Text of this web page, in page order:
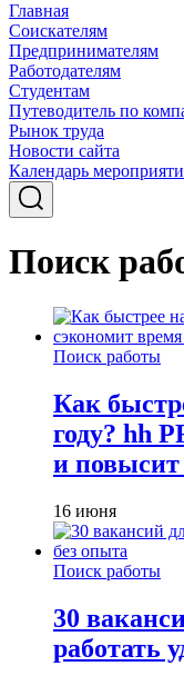
Главная
Соискателям
Предпринимателям
Работодателям
Студентам
Путеводитель по
Рынок труда
Новости сайта
Календарь
Поиск
Поиск работы
Как
году? hh
и повысит
16 июня
Поиск работы
30
работать